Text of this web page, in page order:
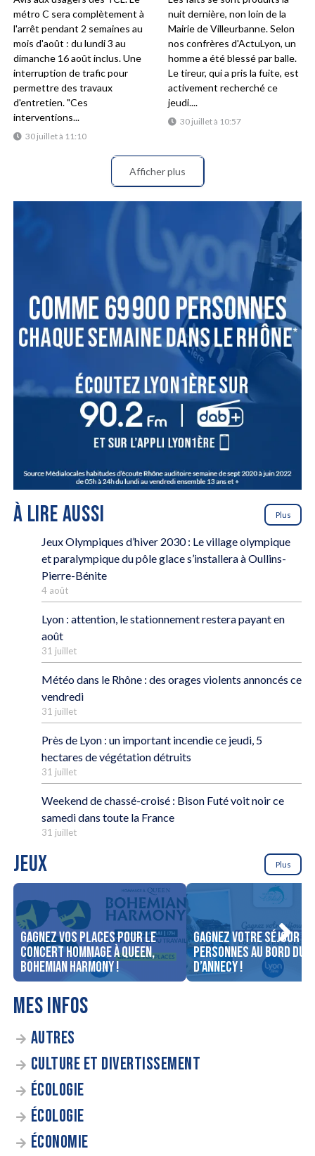
30 juillet à 11:10
métro C sera complètement à
l'arrêt pendant 2 semaines au
mois d'août : du lundi 3 au
dimanche 16 août inclus. Une
interruption de trafic pour
permettre des travaux
d'entretien. "Ces
interventions...
30 juillet à 10:57
nuit dernière, non loin de la
Mairie de Villeurbanne. Selon
nos confrères d'ActuLyon, un
homme a été blessé par balle.
Le tireur, qui a pris la fuite, est
activement recherché ce
jeudi....
Afficher plus
À LIRE AUSSI Plus
Jeux Olympiques d’hiver 2030 : Le village olympique
et paralympique du pôle glace s’installera à Oullins-
Pierre-Bénite
4 août
Lyon : attention, le stationnement restera payant en
août
31 juillet
Météo dans le Rhône : des orages violents annoncés ce
vendredi
31 juillet
Près de Lyon : un important incendie ce jeudi, 5
hectares de végétation détruits
31 juillet
Weekend de chassé-croisé : Bison Futé voit noir ce
samedi dans toute la France
31 juillet
JEUX Plus
Gagnez vos places pour le
concert Hommage à Queen,
Bohemian Harmony !
Gagnez votre séjour
personnes au bord du
d’Annecy !
MES INFOS
AUTRES
CULTURE ET DIVERTISSEMENT
ÉCOLOGIE
ÉCOLOGIE
ÉCONOMIE